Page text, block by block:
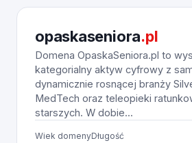
opaskaseniora.pl
Domena OpaskaSeniora.pl to
kategorialny aktyw cyfrowy z
dynamicznie rosnącej branży
MedTech oraz teleopieki
starszych. W dobie...
Wiek domenyDługość